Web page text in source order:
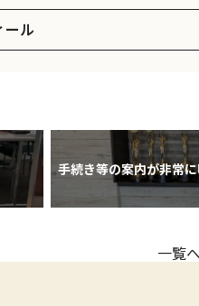
ール
手続き等の案内が非常
一覧